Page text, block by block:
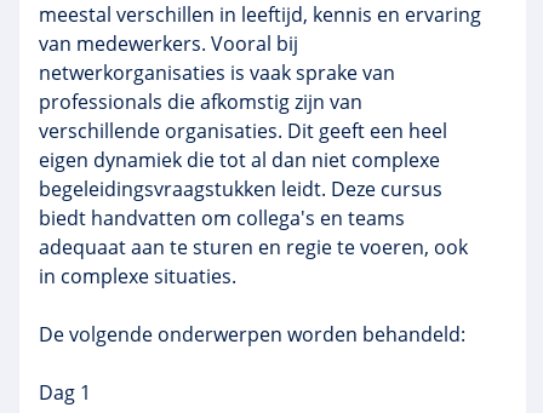
meestal verschillen in leeftijd, kennis en ervaring
van medewerkers. Vooral bij
netwerkorganisaties is vaak sprake van
professionals die afkomstig zijn van
verschillende organisaties. Dit geeft een heel
eigen dynamiek die tot al dan niet complexe
begeleidingsvraagstukken leidt. Deze cursus
biedt handvatten om collega's en teams
adequaat aan te sturen en regie te voeren, ook
in complexe situaties.
De volgende onderwerpen worden behandeld:
Dag 1